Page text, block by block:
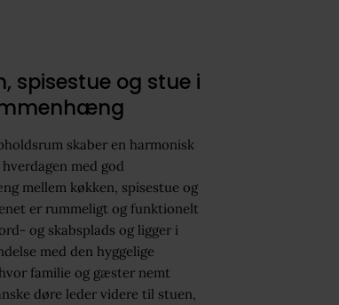
spisestue og stue i
skaber en harmonisk
med god
mellem køkken, spisestue og
er rummeligt og funktionelt
og skabsplads og ligger i
med den hyggelige
familie og gæster nemt
døre leder videre til stuen,